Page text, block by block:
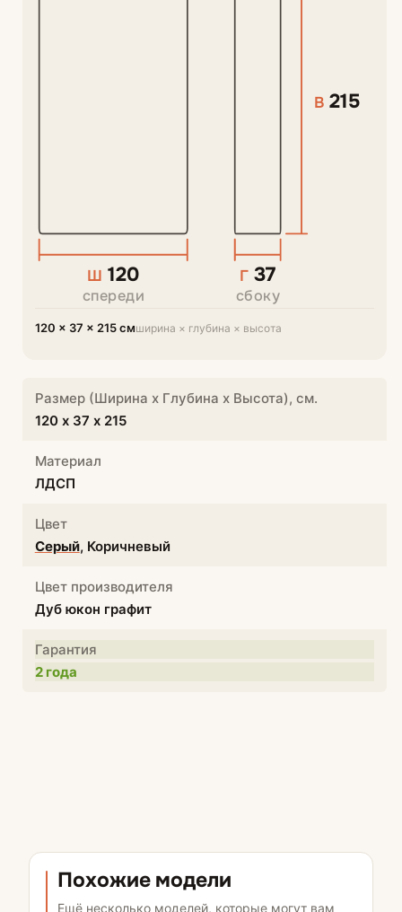
Ш 120 Г37
В215
спереди сбоку
120 × 37 × 215 смширина × глубина × высота
Размер (Ширина х Глубина х Высота), см.
120 х 37 х 215
Материал
ЛДСП
Цвет
Серый, Коричневый
Цвет производителя
Дуб юкон графит
Гарантия
2 года
Похожие модели
Ещё несколько моделей, которые могут вам